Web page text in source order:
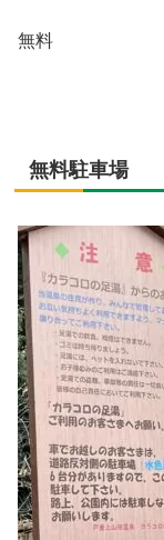
無料
無料駐車場